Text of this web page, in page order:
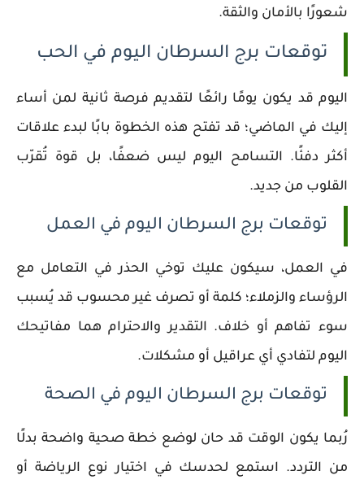
شعورًا بالأمان والثقة.
توقعات برج السرطان اليوم في الحب
اليوم قد يكون يومًا رائعًا لتقديم فرصة ثانية لمن أساء
إليك في الماضي؛ قد تفتح هذه الخطوة بابًا لبدء علاقات
أكثر دفئًا. التسامح اليوم ليس ضعفًا، بل قوة تُقرّب
القلوب من جديد.
توقعات برج السرطان اليوم في العمل
في العمل، سيكون عليك توخي الحذر في التعامل مع
الرؤساء والزملاء؛ كلمة أو تصرف غير محسوب قد يُسبب
سوء تفاهم أو خلاف. التقدير والاحترام هما مفاتيحك
اليوم لتفادي أي عراقيل أو مشكلات.
توقعات برج السرطان اليوم في الصحة
رُبما يكون الوقت قد حان لوضع خطة صحية واضحة بدلًا
من التردد. استمع لحدسك في اختيار نوع الرياضة أو